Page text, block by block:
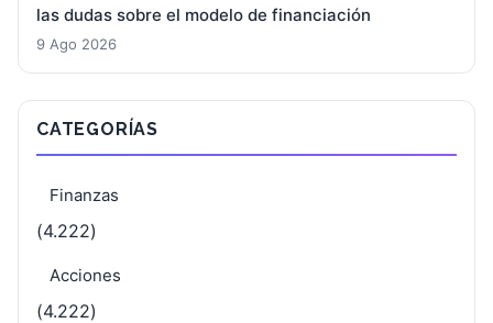
las dudas sobre el modelo de financiación
9 Ago 2026
CATEGORÍAS
Finanzas
(4.222)
Acciones
(4.222)